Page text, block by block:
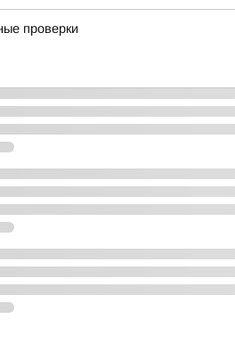
проверки